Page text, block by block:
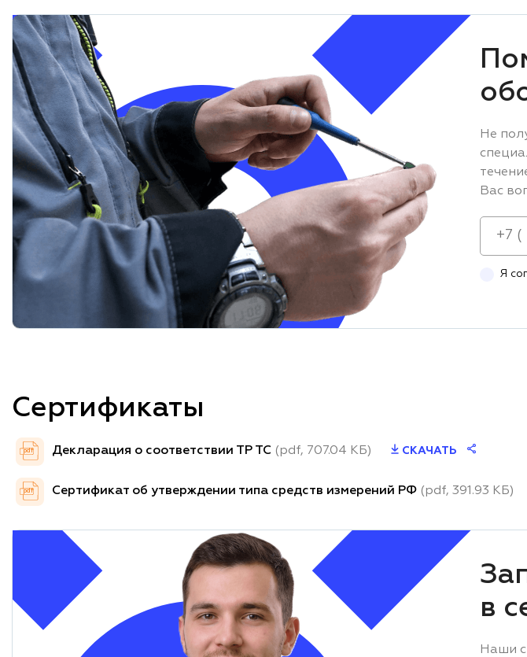
Не
Вас
Я
Сертификаты
pdf Декларация о соответствии ТР ТС (pdf, 707.04 КБ) СКАЧАТЬ
pdf Сертификат об утверждении типа средств измерений РФ (pdf, 391.93 КБ)
в
Наши